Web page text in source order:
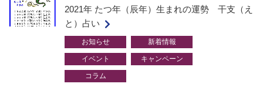
2021年 たつ年（辰年）生まれの運勢 干支（え
と）占い
お知らせ 新着情報
イベント キャンペーン
コラム